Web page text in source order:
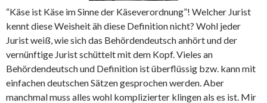
“Käse ist Käse im Sinne der Käseverordnung”! Welcher Jurist
kennt diese Weisheit äh diese Definition nicht? Wohl jeder
Jurist weiß, wie sich das Behördendeutsch anhört und der
vernünftige Jurist schüttelt mit dem Kopf. Vieles an
Behördendeutsch und Definition ist überflüssig bzw. kann mit
einfachen deutschen Sätzen gesprochen werden. Aber
manchmal muss alles wohl komplizierter klingen als es ist. Mir